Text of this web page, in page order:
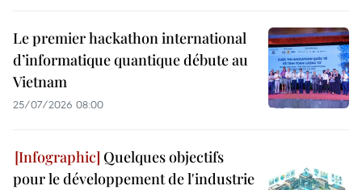
Le premier hackathon international
d’informatique quantique débute au
Vietnam
25/07/2026 08:00
Quelques objectifs
pour le développement de l'industrie